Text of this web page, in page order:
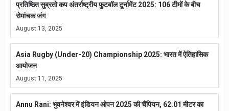
प्रतिष्ठित सुब्रतो कप अंतर्राष्ट्रीय फुटबॉल टूर्नामेंट 2025: 106 टीमों के बीच
रोमांचक जंग
August 13, 2025
Asia Rugby (Under-20) Championship 2025: भारत में ऐतिहासिक
आयोजन
August 11, 2025
Annu Rani: भुवनेश्वर में इंडियन ओपन 2025 की चैंपियन, 62.01 मीटर का